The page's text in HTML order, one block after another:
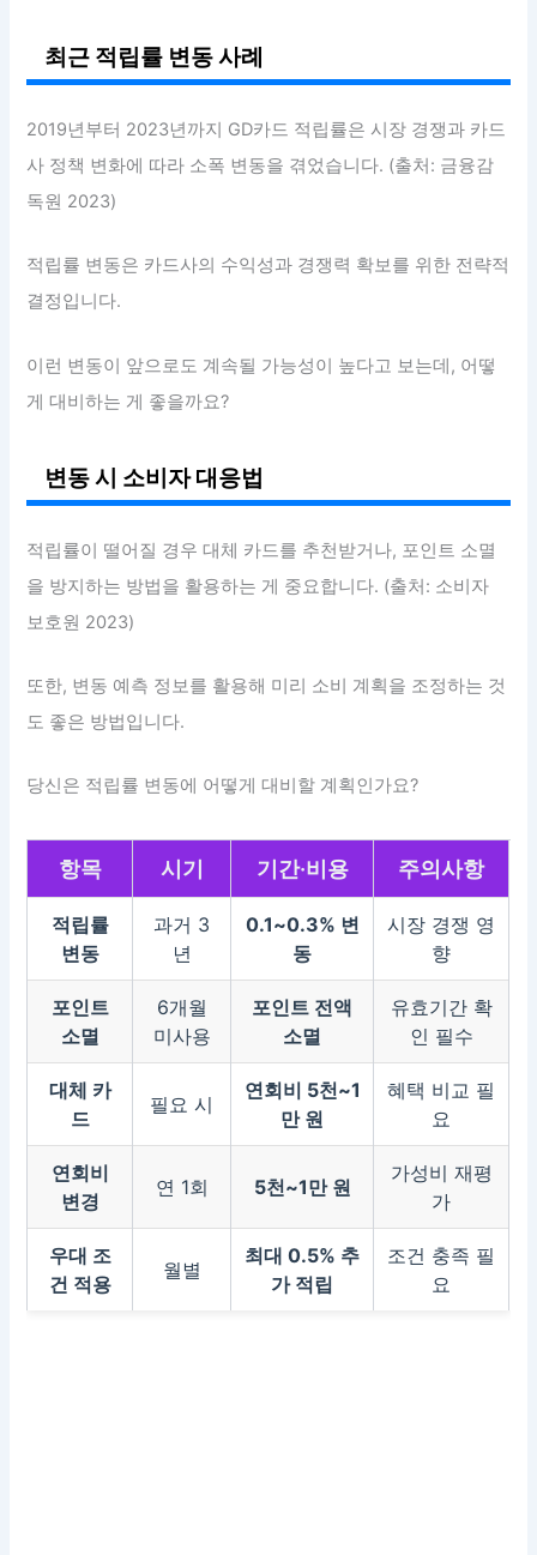
최근 적립률 변동 사례
2019년부터 2023년까지 GD카드 적립률은 시장 경쟁과 카드
사 정책 변화에 따라 소폭 변동을 겪었습니다. (출처: 금융감
독원 2023)
적립률 변동은 카드사의 수익성과 경쟁력 확보를 위한 전략적
결정입니다.
이런 변동이 앞으로도 계속될 가능성이 높다고 보는데, 어떻
게 대비하는 게 좋을까요?
변동 시 소비자 대응법
적립률이 떨어질 경우 대체 카드를 추천받거나, 포인트 소멸
을 방지하는 방법을 활용하는 게 중요합니다. (출처: 소비자
보호원 2023)
또한, 변동 예측 정보를 활용해 미리 소비 계획을 조정하는 것
도 좋은 방법입니다.
당신은 적립률 변동에 어떻게 대비할 계획인가요?
항목 시기 기간·비용 주의사항
적립률
변동
과거 3
년
0.1~0.3% 변
동
시장 경쟁 영
향
포인트
소멸
6개월
미사용
포인트 전액
소멸
유효기간 확
인 필수
대체 카
드
필요 시
연회비 5천~1
만 원
혜택 비교 필
요
연회비
변경
연 1회 5천~1만 원
가성비 재평
가
우대 조
건 적용
월별
최대 0.5% 추
가 적립
조건 충족 필
요